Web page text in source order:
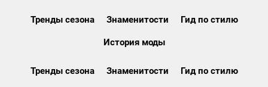
Тренды сезона Знаменитости Гид по стилю
История моды
Тренды сезона Знаменитости Гид по стилю